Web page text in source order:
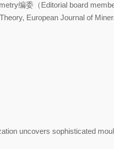
编委（Editorial board member
European Journal of
uncovers sophisticated